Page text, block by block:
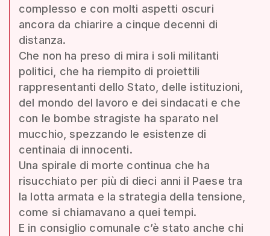
complesso e con molti aspetti oscuri
ancora da chiarire a cinque decenni di
distanza.
Che non ha preso di mira i soli militanti
politici, che ha riempito di proiettili
rappresentanti dello Stato, delle istituzioni,
del mondo del lavoro e dei sindacati e che
con le bombe stragiste ha sparato nel
mucchio, spezzando le esistenze di
centinaia di innocenti.
Una spirale di morte continua che ha
risucchiato per più di dieci anni il Paese tra
la lotta armata e la strategia della tensione,
come si chiamavano a quei tempi.
E in consiglio comunale c’è stato anche chi